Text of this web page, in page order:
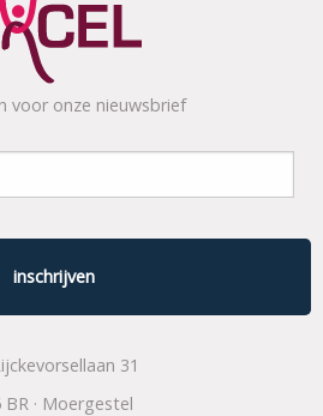
voor onze nieuwsbrief
31
BR · Moergestel